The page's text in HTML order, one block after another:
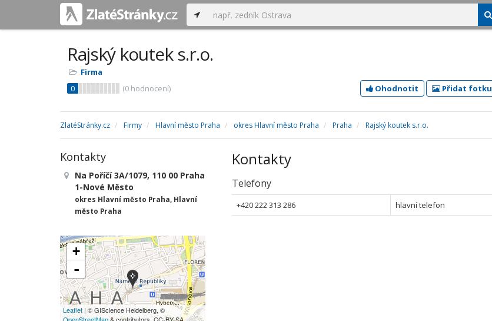
Rajský koutek s.r.o.
Firma
0
(0 hodnocení) Ohodnotit Přidat fotku
ZlatéStránky.cz Firmy Hlavní město Praha okres Hlavní město Praha Praha Rajský koutek s.r.o.
Kontakty
Telefony
+420 222 313 286 hlavní telefon
Kontakty
Na Poříčí 3A/1079, 110 00 Praha
1-Nové Město
okres Hlavní město Praha, Hlavní
město Praha
+
-
Leaflet | © GIScience Heidelberg, ©